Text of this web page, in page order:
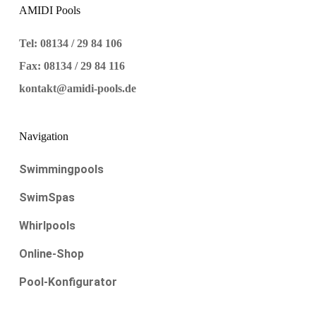
AMIDI Pools
Tel: 08134 / 29 84 106
Fax: 08134 / 29 84 116
kontakt@amidi-pools.de
Navigation
Swimmingpools
SwimSpas
Whirlpools
Online-Shop
Pool-Konfigurator